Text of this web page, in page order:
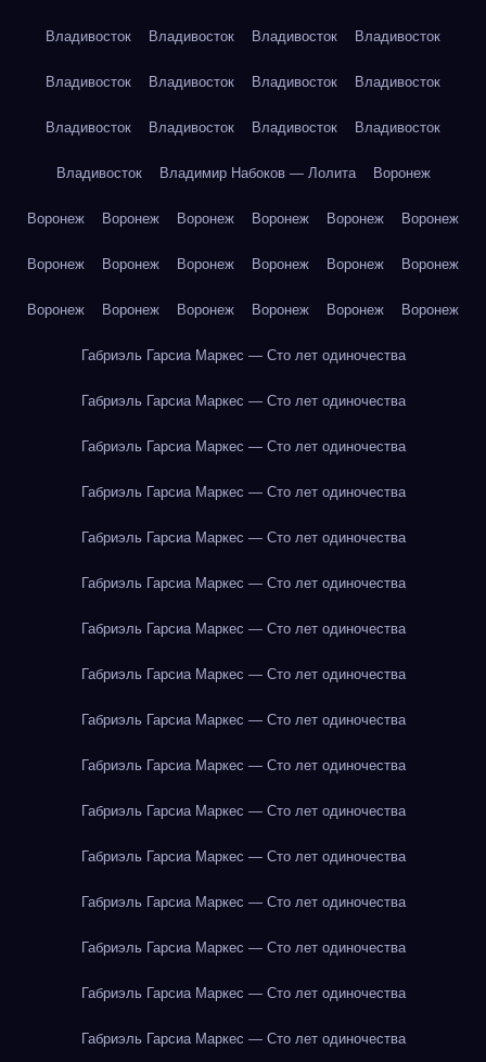
Владивосток Владивосток Владивосток Владивосток
Владивосток Владивосток Владивосток Владивосток
Владивосток Владивосток Владивосток Владивосток
Владивосток Владимир Набоков — Лолита Воронеж
Воронеж Воронеж Воронеж Воронеж Воронеж Воронеж
Воронеж Воронеж Воронеж Воронеж Воронеж Воронеж
Воронеж Воронеж Воронеж Воронеж Воронеж Воронеж
Габриэль Гарсиа Маркес — Сто лет одиночества
Габриэль Гарсиа Маркес — Сто лет одиночества
Габриэль Гарсиа Маркес — Сто лет одиночества
Габриэль Гарсиа Маркес — Сто лет одиночества
Габриэль Гарсиа Маркес — Сто лет одиночества
Габриэль Гарсиа Маркес — Сто лет одиночества
Габриэль Гарсиа Маркес — Сто лет одиночества
Габриэль Гарсиа Маркес — Сто лет одиночества
Габриэль Гарсиа Маркес — Сто лет одиночества
Габриэль Гарсиа Маркес — Сто лет одиночества
Габриэль Гарсиа Маркес — Сто лет одиночества
Габриэль Гарсиа Маркес — Сто лет одиночества
Габриэль Гарсиа Маркес — Сто лет одиночества
Габриэль Гарсиа Маркес — Сто лет одиночества
Габриэль Гарсиа Маркес — Сто лет одиночества
Габриэль Гарсиа Маркес — Сто лет одиночества